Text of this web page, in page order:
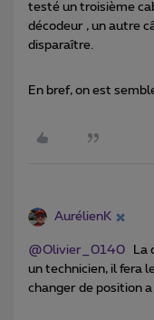
testé un troisième
décodeur , un autre
disparaître.
En bref, on est
AurélienK
@Olivier_0140 La
un technicien, il fera
changer de position